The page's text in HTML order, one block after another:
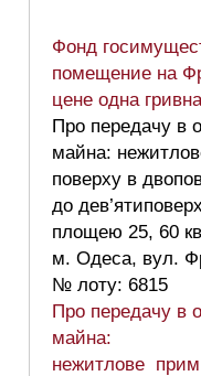
Фонд
помещение на
цене одна
Про передачу в
майна:
поверху в
до
площею 25, 60
м. Одеса, вул.
№ лоту: 6815
Про передачу в
майна:
нежитлове